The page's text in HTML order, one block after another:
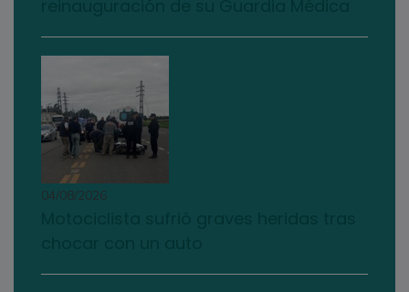
04/08/2026